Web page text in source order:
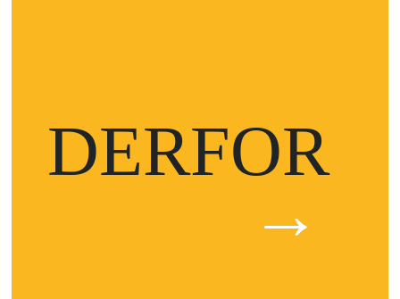
DERFOR
→